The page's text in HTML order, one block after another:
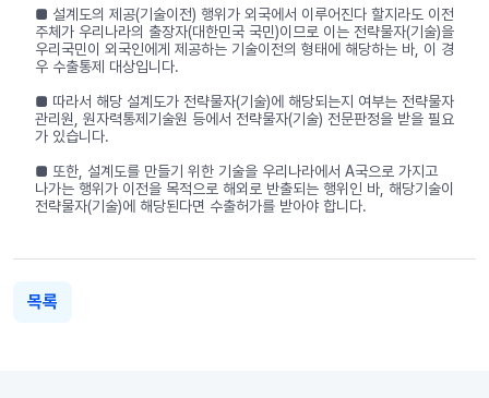
■ 설계도의 제공(기술이전) 행위가 외국에서 이루어진다 할지라도 이전
주체가 우리나라의 출장자(대한민국 국민)이므로 이는 전략물자(기술)을
우리국민이 외국인에게 제공하는 기술이전의 형태에 해당하는 바, 이 경
우 수출통제 대상입니다.
■ 따라서 해당 설계도가 전략물자(기술)에 해당되는지 여부는 전략물자
관리원, 원자력통제기술원 등에서 전략물자(기술) 전문판정을 받을 필요
가 있습니다.
■ 또한, 설계도를 만들기 위한 기술을 우리나라에서 A국으로 가지고
나가는 행위가 이전을 목적으로 해외로 반출되는 행위인 바, 해당기술이
전략물자(기술)에 해당된다면 수출허가를 받아야 합니다.
목록